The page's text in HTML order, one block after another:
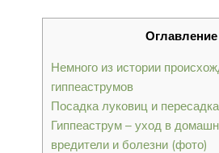
Оглавление
Немного из истории
гиппеаструмов
Посадка луковиц и
Гиппеаструм – уход в
вредители и болезни (фото)